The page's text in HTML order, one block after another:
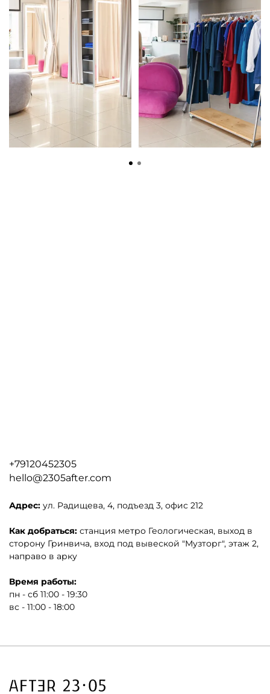
+79120452305
hello@2305after.com
Адрес: ул. Радищева, 4, подъезд 3, офис 212
Как добраться: станция метро Геологическая, выход в
сторону Гринвича, вход под вывеской "Музторг", этаж 2,
направо в арку
Время работы:
пн - сб 11:00 - 19:30
вс - 11:00 - 18:00